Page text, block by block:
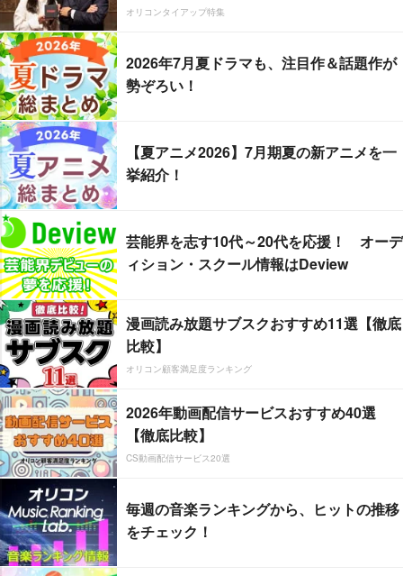
オリコンタイアップ特集
2026年7月夏ドラマも、注目作＆話題作が
勢ぞろい！
【夏アニメ2026】7月期夏の新アニメを一
挙紹介！
芸能界を志す10代～20代を応援！ オーデ
ィション・スクール情報はDeview
漫画読み放題サブスクおすすめ11選【徹底
比較】
オリコン顧客満足度ランキング
2026年動画配信サービスおすすめ40選
【徹底比較】
CS動画配信サービス20選
毎週の音楽ランキングから、ヒットの推移
をチェック！